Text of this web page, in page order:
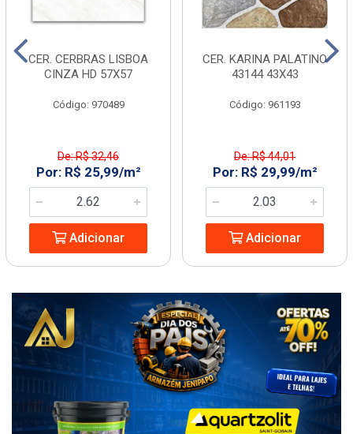
CER. CERBRAS LISBOA
CINZA HD 57X57
Código: 970489
De: R$ 32,46
Por: R$ 25,99/m²
Adicionar
CER. KARINA PALATINO
43144 43X43
Código: 961193
De: R$ 44,01
Por: R$ 29,99/m²
Adicionar